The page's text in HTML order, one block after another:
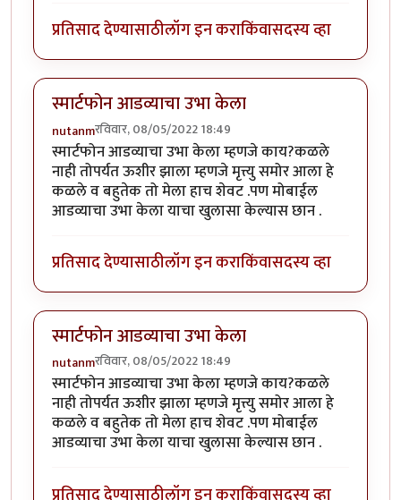
प्रतिसाद देण्यासाठीलॉग इन कराकिंवासदस्य व्हा
स्मार्टफोन आडव्याचा उभा केला
nutanmरविवार, 08/05/2022 18:49
स्मार्टफोन आडव्याचा उभा केला म्हणजे काय?कळले
नाही तोपर्यत ऊशीर झाला म्हणजे मृत्त्यु समोर आला हे
कळले व बहुतेक तो मेला हाच शेवट .पण मोबाईल
आडव्याचा उभा केला याचा खुलासा केल्यास छान .
प्रतिसाद देण्यासाठीलॉग इन कराकिंवासदस्य व्हा
स्मार्टफोन आडव्याचा उभा केला
nutanmरविवार, 08/05/2022 18:49
स्मार्टफोन आडव्याचा उभा केला म्हणजे काय?कळले
नाही तोपर्यत ऊशीर झाला म्हणजे मृत्त्यु समोर आला हे
कळले व बहुतेक तो मेला हाच शेवट .पण मोबाईल
आडव्याचा उभा केला याचा खुलासा केल्यास छान .